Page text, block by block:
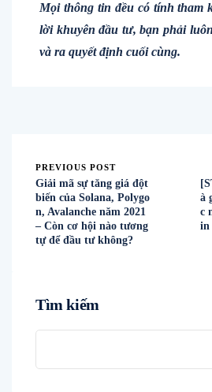
Mọi thông tin đều có tính tham
lời khuyên đầu tư, bạn phải
và ra quyết định cuối cùng.
PREVIOUS POST
Giải mã sự tăng giá đột
biến của Solana, Polygo
n, Avalanche năm 2021
– Còn cơ hội nào tương
tự để đầu tư không?
à
c
in
Tìm kiếm